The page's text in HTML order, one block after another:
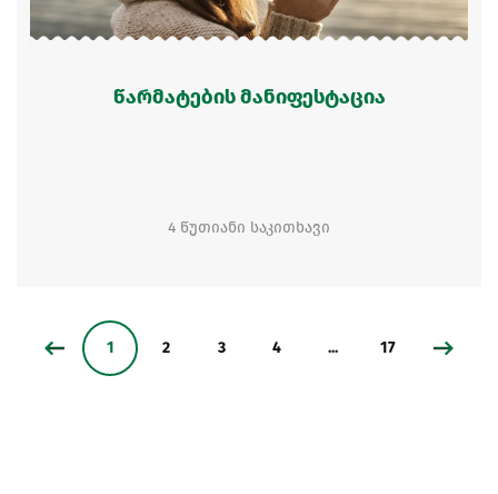
წარმატების მანიფესტაცია
4 წუთიანი საკითხავი
1 2 3 4 ... 17